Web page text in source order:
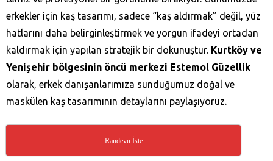
erkekler için kaş tasarımı, sadece “kaş aldırmak” değil, yüz
hatlarını daha belirginleştirmek ve yorgun ifadeyi ortadan
kaldırmak için yapılan stratejik bir dokunuştur. Kurtköy ve
Yenişehir bölgesinin öncü merkezi Estemol Güzellik
olarak, erkek danışanlarımıza sunduğumuz doğal ve
maskülen kaş tasarımının detaylarını paylaşıyoruz.
Randevu İste